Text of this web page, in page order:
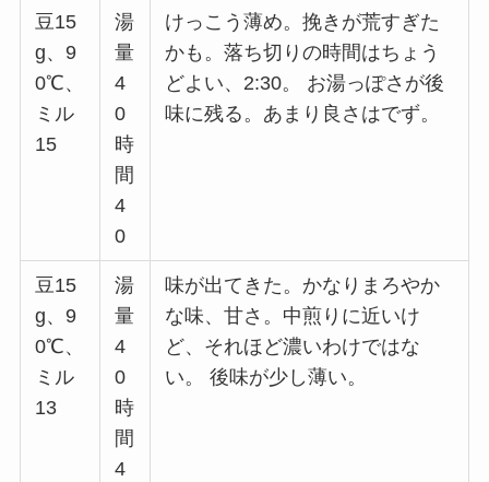
豆15
g、9
0℃、
ミル
15
湯
量
4
0
時
間
4
0
けっこう薄め。挽きが荒すぎた
かも。落ち切りの時間はちょう
どよい、2:30。 お湯っぽさが後
味に残る。あまり良さはでず。
豆15
g、9
0℃、
ミル
13
湯
量
4
0
時
間
4
味が出てきた。かなりまろやか
な味、甘さ。中煎りに近いけ
ど、それほど濃いわけではな
い。 後味が少し薄い。